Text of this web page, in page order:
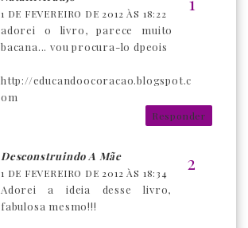
1 DE FEVEREIRO DE 2012 ÀS 18:22
adorei o livro, parece muito
bacana... vou procura-lo dpeois
http://educandoocoracao.blogspot.c
om
Responder
Desconstruindo A Mãe
1 DE FEVEREIRO DE 2012 ÀS 18:34
Adorei a ideia desse livro,
fabulosa mesmo!!!